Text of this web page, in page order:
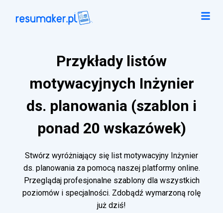
Przykłady listów
motywacyjnych Inżynier
ds. planowania (szablon i
ponad 20 wskazówek)
Stwórz wyróżniający się list motywacyjny Inżynier
ds. planowania za pomocą naszej platformy online.
Przeglądaj profesjonalne szablony dla wszystkich
poziomów i specjalności. Zdobądź wymarzoną rolę
już dziś!